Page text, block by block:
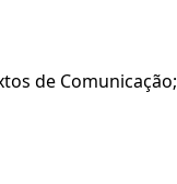
de Comunicação;